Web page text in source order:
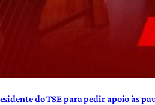
do TSE para pedir apoio às